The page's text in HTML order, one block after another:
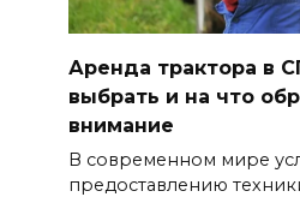
Аренда трактора в
выбрать и на что
внимание
В современном мире
предоставлению